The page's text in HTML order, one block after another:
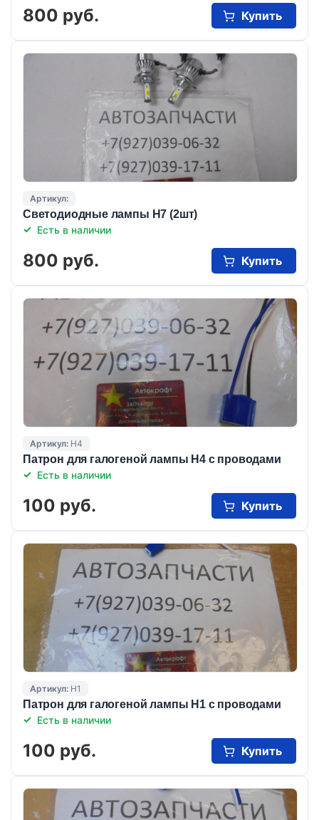
800 руб. Купить
Артикул:
Светодиодные лампы Н7 (2шт)
Есть в наличии
800 руб. Купить
Артикул: Н4
Патрон для галогеной лампы Н4 с проводами
Есть в наличии
100 руб. Купить
Артикул: Н1
Патрон для галогеной лампы Н1 с проводами
Есть в наличии
100 руб. Купить